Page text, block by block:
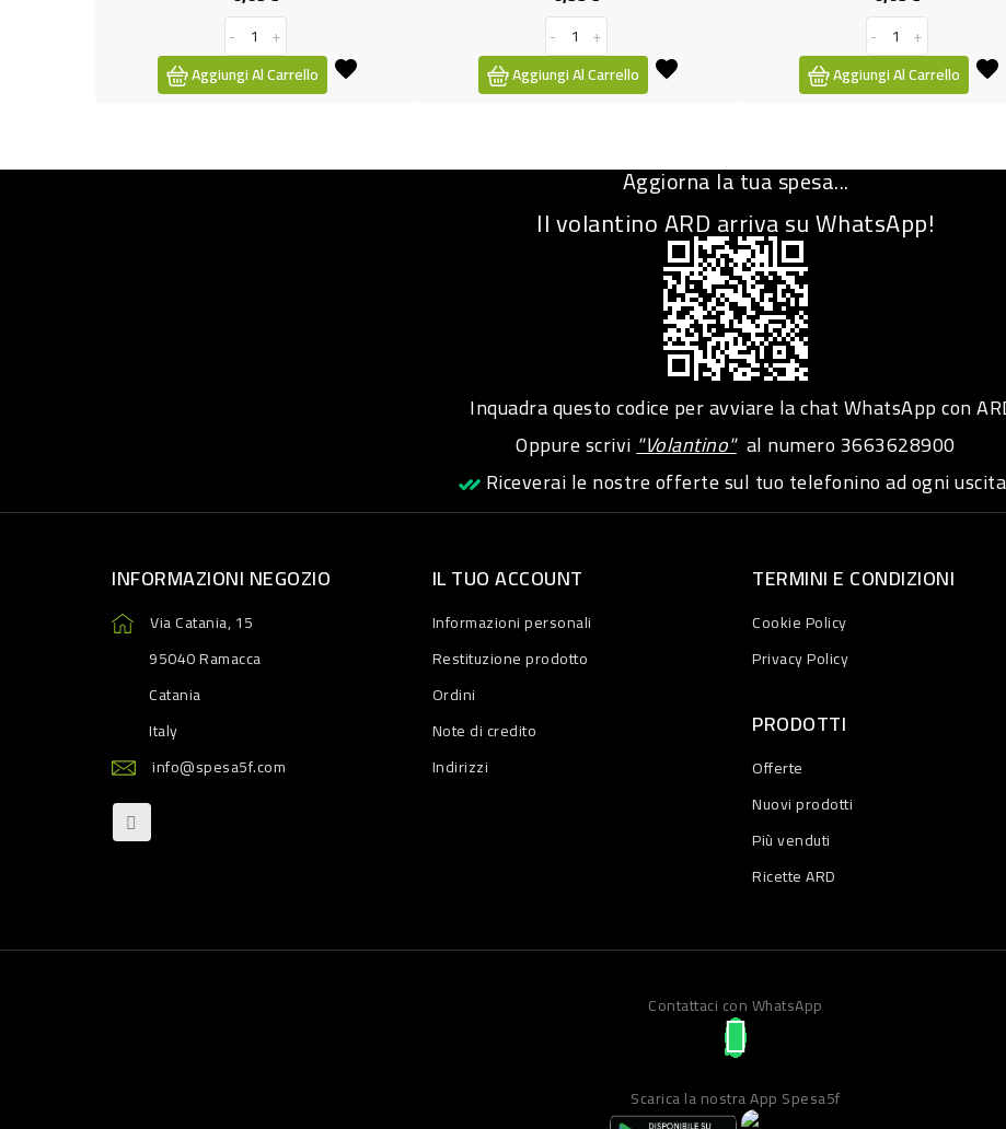
Aggiungi Al Carrello
Aggiungi Al Carrello
Aggiungi Al Carrello
Aggiorna la tua spesa...
Il volantino ARD arriva su WhatsApp!
Inquadra questo codice per avviare la chat WhatsApp con
Oppure scrivi"Volantino"al numero3663628900
Riceverai le nostre offerte sul tuo telefonino ad ogni
INFORMAZIONI NEGOZIO
Via Catania, 15
95040 Ramacca
Catania
Italy
info@spesa5f.com
IL TUO ACCOUNT
Informazioni personali
Restituzione prodotto
Ordini
Note di credito
Indirizzi
TERMINI E CONDIZIONI
Cookie Policy
Privacy Policy
PRODOTTI
Offerte
Nuovi prodotti
Più venduti
Ricette ARD
Contattaci con WhatsApp
Scarica la nostra App Spesa5f